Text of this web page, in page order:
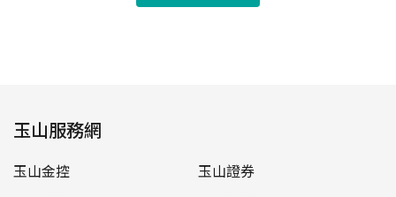
玉山服務網
玉山金控
玉山證券